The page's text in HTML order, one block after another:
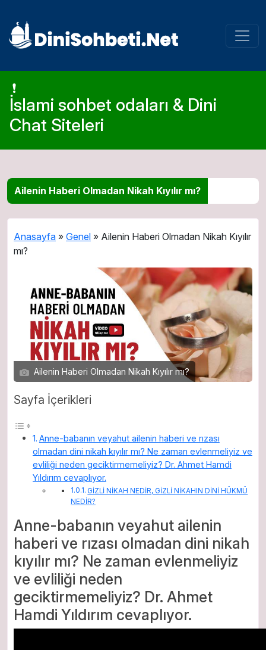
İslami sohbet odaları & Dini
Chat Siteleri
Ailenin Haberi Olmadan Nikah Kıyılır mı?
Anasayfa » Genel » Ailenin Haberi Olmadan Nikah Kıyılır
mı?
Ailenin Haberi Olmadan Nikah Kıyılır mı?
Sayfa İçerikleri
Anne-babanın veyahut ailenin haberi ve rızası
olmadan dini nikah kıyılır mı? Ne zaman evlenmeliyiz ve
evliliği neden geciktirmemeliyiz? Dr. Ahmet Hamdi
Yıldırım cevaplıyor.
GİZLİ NİKAH NEDİR, GİZLİ NİKAHIN DİNİ HÜKMÜ
NEDİR?
Anne-babanın veyahut ailenin
haberi ve rızası olmadan dini nikah
kıyılır mı? Ne zaman evlenmeliyiz
ve evliliği neden
geciktirmemeliyiz? Dr. Ahmet
Hamdi Yıldırım cevaplıyor.